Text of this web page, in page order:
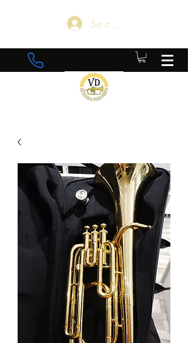
Se connecter